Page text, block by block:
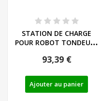
STATION DE CHARGE
POUR ROBOT TONDEUSE
93,39 €
Ajouter au panier